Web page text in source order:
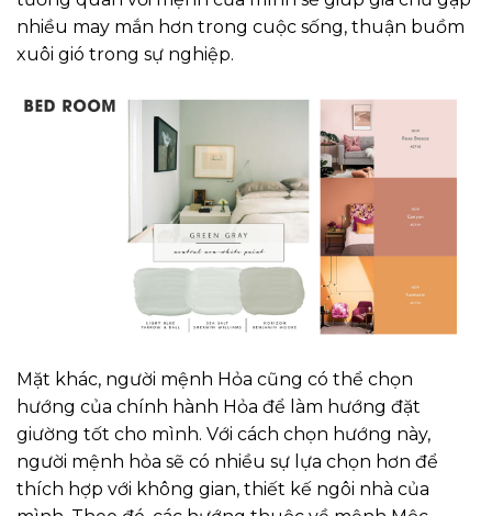
nhiều may mắn hơn trong cuộc sống, thuận buồm
xuôi gió trong sự nghiệp.
Mặt khác, người mệnh Hỏa cũng có thể chọn
hướng của chính hành Hỏa để làm hướng đặt
giường tốt cho mình. Với cách chọn hướng này,
người mệnh hỏa sẽ có nhiều sự lựa chọn hơn để
thích hợp với không gian, thiết kế ngôi nhà của